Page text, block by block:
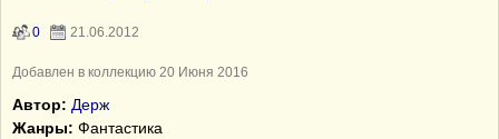
0 21.06.2012
Добавлен в коллекцию 20 Июня 2016
Автор: Держ
Жанры: Фантастика